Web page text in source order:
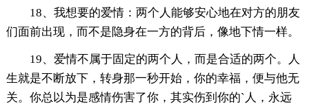
18、我想要的爱情：两个人能够安心地在对方的朋友
们面前出现，而不是隐身在一方的背后，像地下情一样。
19、爱情不属于固定的两个人，而是合适的两个。人
生就是不断放下，转身那一秒开始，你的幸福，便与他无
关。你总以为是感情伤害了你，其实伤到你的`人，永远